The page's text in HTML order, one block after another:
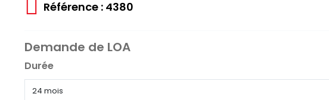
Référence : 4380
Demande de LOA
Durée